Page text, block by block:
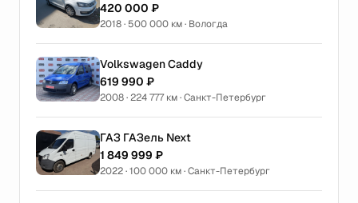
420 000 ₽
2018 · 500 000 км · Вологда
Volkswagen Caddy
619 990 ₽
2008 · 224 777 км · Санкт-Петербург
ГАЗ ГАЗель Next
1 849 999 ₽
2022 · 100 000 км · Санкт-Петербург